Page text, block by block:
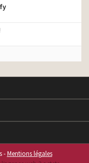
-Mentions légales